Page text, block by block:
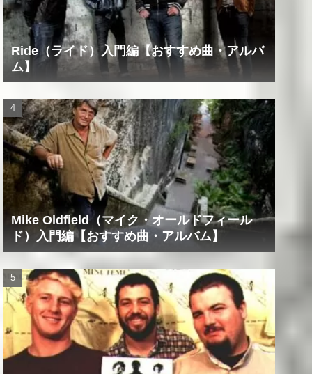
Ride（ライド）入門編【おすすめ曲・アルバ
ム】
Mike Oldfield（マイク・オールドフィール
ド）入門編【おすすめ曲・アルバム】